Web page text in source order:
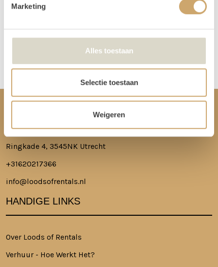
Marketing
Alles toestaan
Selectie toestaan
Weigeren
Disclaimer: Dit product is een verhuurproduct en kan gebruikssporen bevatten zoals krassen, deuken
Ringkade 4, 3545NK Utrecht
+31620217366
info@loodsofrentals.nl
HANDIGE LINKS
Over Loods of Rentals
Verhuur - Hoe Werkt Het?